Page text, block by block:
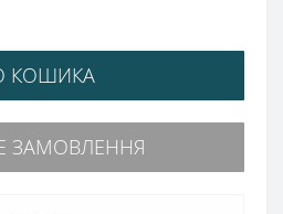
КОШИКА
ЗАМОВЛЕННЯ